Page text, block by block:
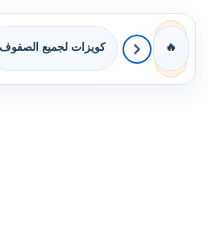
🔥 كويزات لجميع الصفوف